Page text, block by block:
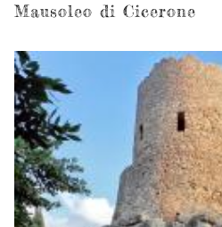
Mausoleo di Cicerone